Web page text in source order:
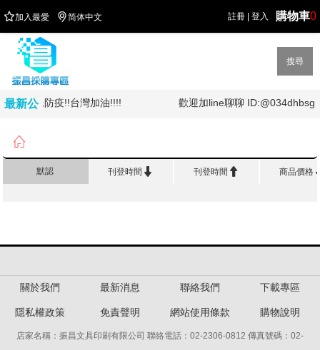
註冊 登入 購物車0
加入最愛 简体中文
搜尋
最新公
!!!全民防疫!!台灣加油!!!! 歡迎加line聊聊 ID:@034dhbsg

默認 刊登時間  刊登時間  商品價格
關於我們 最新消息 聯絡我們 下載專區
隱私權政策 免責聲明 網站使用條款 購物說明
店家名稱：振昌文具印刷有限公司 聯絡電話：02-2306-0812 傳真號碼：02-